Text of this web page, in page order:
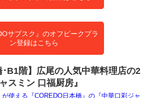
サブスク』のオフピークプラ
ン登録はこちら
･B1階】広尾の人気中華料理店の2
スミン 口福厨房』